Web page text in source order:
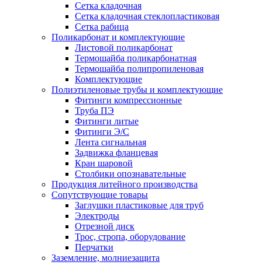
Сетка кладочная
Сетка кладочная стеклопластиковая
Сетка рабица
Поликарбонат и комплектующие
Листовой поликарбонат
Термошайба поликарбонатная
Термошайба полипропиленовая
Комплектующие
Полиэтиленовые трубы и комплектующие
Фитинги компрессионные
Труба ПЭ
Фитинги литые
Фитинги Э/С
Лента сигнальная
Задвижка фланцевая
Кран шаровой
Столбики опознавательные
Продукция литейного производства
Сопутствующие товары
Заглушки пластиковые для труб
Электроды
Отрезной диск
Трос, стропа, оборудование
Перчатки
Заземление, молниезащита